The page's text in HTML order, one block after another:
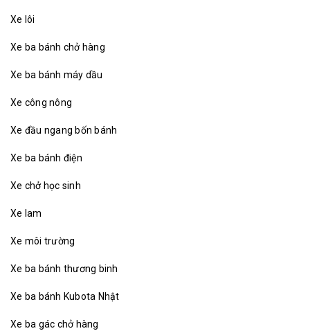
Xe lôi
Xe ba bánh chở hàng
Xe ba bánh máy dầu
Xe công nông
Xe đầu ngang bốn bánh
Xe ba bánh điện
Xe chở học sinh
Xe lam
Xe môi trường
Xe ba bánh thương binh
Xe ba bánh Kubota Nhật
Xe ba gác chở hàng